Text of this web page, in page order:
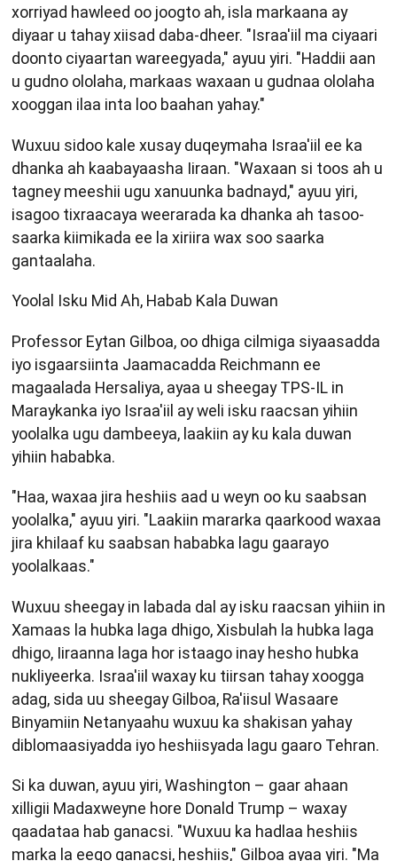
xorriyad hawleed oo joogto ah, isla markaana ay
diyaar u tahay xiisad daba-dheer. "Israa'iil ma ciyaari
doonto ciyaartan wareegyada," ayuu yiri. "Haddii aan
u gudno ololaha, markaas waxaan u gudnaa ololaha
xooggan ilaa inta loo baahan yahay."
Wuxuu sidoo kale xusay duqeymaha Israa'iil ee ka
dhanka ah kaabayaasha Iiraan. "Waxaan si toos ah u
tagney meeshii ugu xanuunka badnayd," ayuu yiri,
isagoo tixraacaya weerarada ka dhanka ah tasoo-
saarka kiimikada ee la xiriira wax soo saarka
gantaalaha.
Yoolal Isku Mid Ah, Habab Kala Duwan
Professor Eytan Gilboa, oo dhiga cilmiga siyaasadda
iyo isgaarsiinta Jaamacadda Reichmann ee
magaalada Hersaliya, ayaa u sheegay TPS-IL in
Maraykanka iyo Israa'iil ay weli isku raacsan yihiin
yoolalka ugu dambeeya, laakiin ay ku kala duwan
yihiin hababka.
"Haa, waxaa jira heshiis aad u weyn oo ku saabsan
yoolalka," ayuu yiri. "Laakiin mararka qaarkood waxaa
jira khilaaf ku saabsan hababka lagu gaarayo
yoolalkaas."
Wuxuu sheegay in labada dal ay isku raacsan yihiin in
Xamaas la hubka laga dhigo, Xisbulah la hubka laga
dhigo, Iiraanna laga hor istaago inay hesho hubka
nukliyeerka. Israa'iil waxay ku tiirsan tahay xoogga
adag, sida uu sheegay Gilboa, Ra'iisul Wasaare
Binyamiin Netanyaahu wuxuu ka shakisan yahay
diblomaasiyadda iyo heshiisyada lagu gaaro Tehran.
Si ka duwan, ayuu yiri, Washington – gaar ahaan
xilligii Madaxweyne hore Donald Trump – waxay
qaadataa hab ganacsi. "Wuxuu ka hadlaa heshiis
marka la eego ganacsi, heshiis," Gilboa ayaa yiri. "Ma